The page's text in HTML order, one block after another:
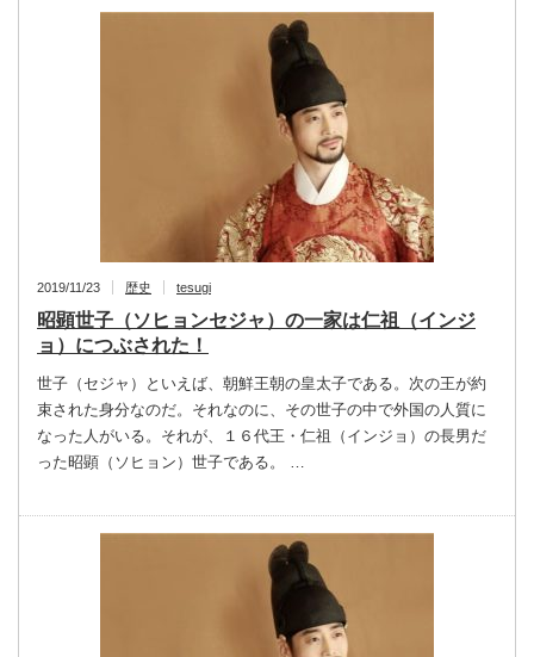
2019/11/23 歴史 tesugi
昭顕世子（ソヒョンセジャ）の一家は仁祖（インジ
ョ）につぶされた！
世子（セジャ）といえば、朝鮮王朝の皇太子である。次の王が約
束された身分なのだ。それなのに、その世子の中で外国の人質に
なった人がいる。それが、１６代王・仁祖（インジョ）の長男だ
った昭顕（ソヒョン）世子である。 …